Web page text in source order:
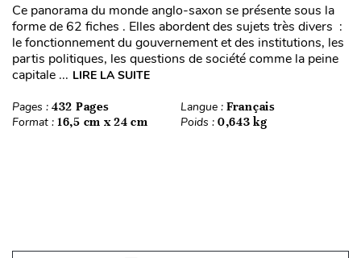
Ce panorama du monde anglo-saxon se présente sous la
forme de 62 fiches . Elles abordent des sujets très divers :
le fonctionnement du gouvernement et des institutions, les
partis politiques, les questions de société comme la peine
capitale ... LIRE LA SUITE
Pages : 432 Pages Langue : Français
Format : 16,5 cm x 24 cm Poids : 0,643 kg